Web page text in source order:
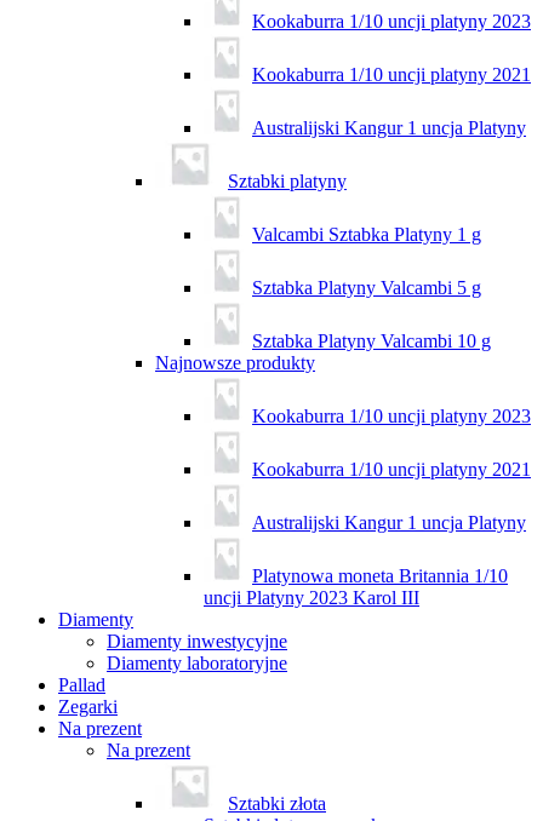
Kookaburra 1/10 uncji platyny 2023
Kookaburra 1/10 uncji platyny 2021
Australijski Kangur 1 uncja Platyny
Sztabki platyny
Valcambi Sztabka Platyny 1 g
Sztabka Platyny Valcambi 5 g
Sztabka Platyny Valcambi 10 g
Najnowsze produkty
Kookaburra 1/10 uncji platyny 2023
Kookaburra 1/10 uncji platyny 2021
Australijski Kangur 1 uncja Platyny
Platynowa moneta Britannia 1/10
uncji Platyny 2023 Karol III
Diamenty
Diamenty inwestycyjne
Diamenty laboratoryjne
Pallad
Zegarki
Na prezent
Na prezent
Sztabki złota